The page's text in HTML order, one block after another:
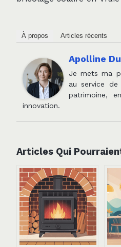
À propos Articles récents
Apolline
Je mets ma
au service
patrimoine,
innovation.
Articles Qui